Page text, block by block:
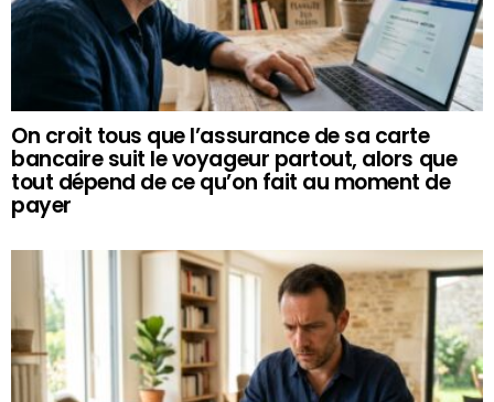
On croit tous que l’assurance de sa carte
bancaire suit le voyageur partout, alors que
tout dépend de ce qu’on fait au moment de
payer